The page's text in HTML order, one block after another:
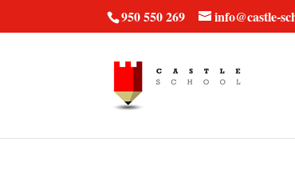
950 550 269 info@castle-